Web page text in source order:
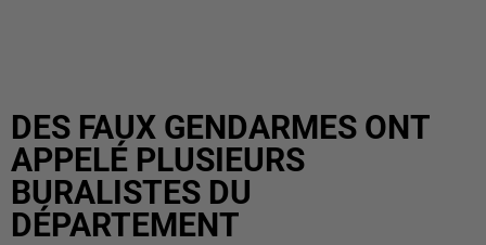
DES FAUX GENDARMES ONT
APPELÉ PLUSIEURS
BURALISTES DU
DÉPARTEMENT